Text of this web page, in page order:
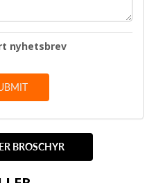
nyhetsbrev
BROSCHYR